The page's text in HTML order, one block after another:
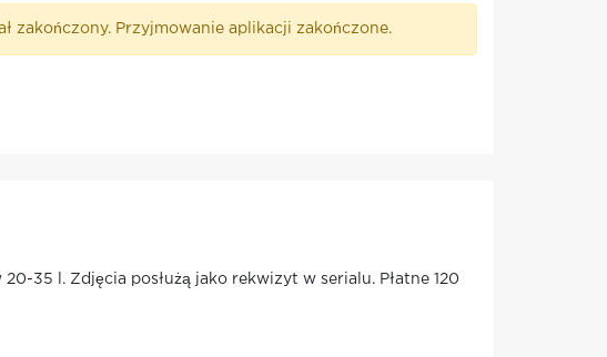
zakończony. Przyjmowanie aplikacji zakończone.
35 l. Zdjęcia posłużą jako rekwizyt w serialu. Płatne 120